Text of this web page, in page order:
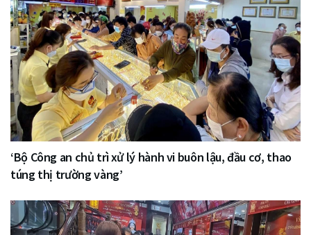
‘Bộ Công an chủ trì xử lý hành vi buôn lậu, đầu cơ, thao
túng thị trường vàng’